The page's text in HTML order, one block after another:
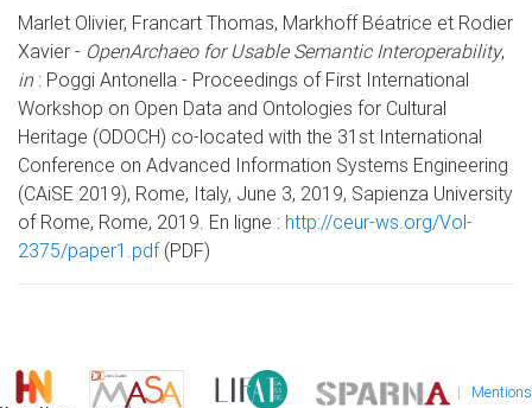
Marlet Olivier, Francart Thomas, Markhoff Béatrice et Rodier
Xavier - OpenArchaeo for Usable Semantic Interoperability,
in: Poggi Antonella - Proceedings of First International
Workshop on Open Data and Ontologies for Cultural
Heritage (ODOCH) co-located with the 31st International
Conference on Advanced Information Systems Engineering
(CAiSE 2019), Rome, Italy, June 3, 2019, Sapienza University
of Rome, Rome, 2019. En ligne : http://ceur-ws.org/Vol-
2375/paper1.pdf(PDF)
| Mentions